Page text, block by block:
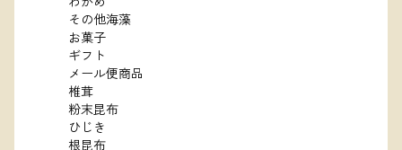
その他海藻
お菓子
ギフト
メール便商品
椎茸
粉末昆布
ひじき
根昆布